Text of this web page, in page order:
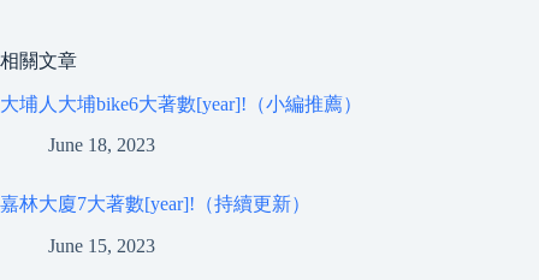
相關文章
大埔人大埔bike6大著數[year]!（小編推薦）
June 18, 2023
嘉林大廈7大著數[year]!（持續更新）
June 15, 2023